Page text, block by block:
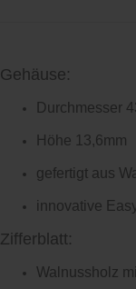
Gehäuse:
Durchmesser
Höhe 13,6mm
gefertigt aus
innovative
Zifferblatt:
Walnussholz